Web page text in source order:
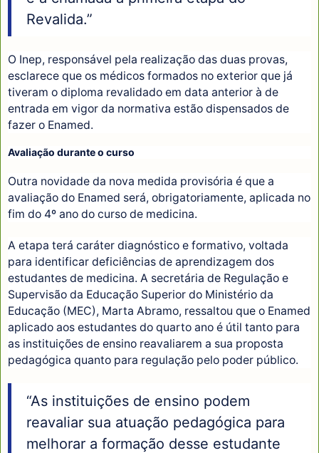
Revalida.”
O Inep, responsável pela realização das duas provas,
esclarece que os médicos formados no exterior que já
tiveram o diploma revalidado em data anterior à de
entrada em vigor da normativa estão dispensados de
fazer o Enamed.
Avaliação durante o curso
Outra novidade da nova medida provisória é que a
avaliação do Enamed será, obrigatoriamente, aplicada no
fim do 4º ano do curso de medicina.
A etapa terá caráter diagnóstico e formativo, voltada
para identificar deficiências de aprendizagem dos
estudantes de medicina. A secretária de Regulação e
Supervisão da Educação Superior do Ministério da
Educação (MEC), Marta Abramo, ressaltou que o Enamed
aplicado aos estudantes do quarto ano é útil tanto para
as instituições de ensino reavaliarem a sua proposta
pedagógica quanto para regulação pelo poder público.
“As instituições de ensino podem
reavaliar sua atuação pedagógica para
melhorar a formação desse estudante